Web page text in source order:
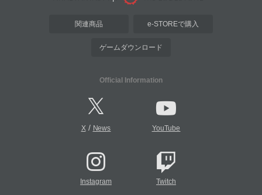
関連商品 e-STOREで購入
ゲームダウンロード
Official Information
X/ News YouTube
Instagram Twitch